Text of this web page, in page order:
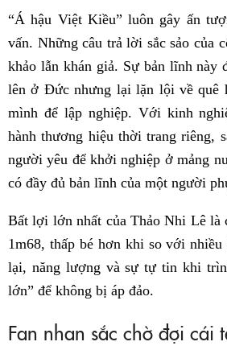
“Á hậu Việt Kiều” luôn gây ấn
vấn. Những câu trả lời sắc sảo của
khảo lẫn khán giả. Sự bản lĩnh này
lên ở Đức nhưng lại lặn lội về quê
mình để lập nghiệp. Với kinh
hành thương hiệu thời trang riêng,
người yêu để khởi nghiệp ở mảng
có đầy đủ bản lĩnh của một người
Bất lợi lớn nhất của Thảo Nhi Lê là
1m68, thấp bé hơn khi so với
lại, năng lượng và sự tự tin khi
lớn” để không bị áp đảo.
Fan nhan sắc chờ đợi cái